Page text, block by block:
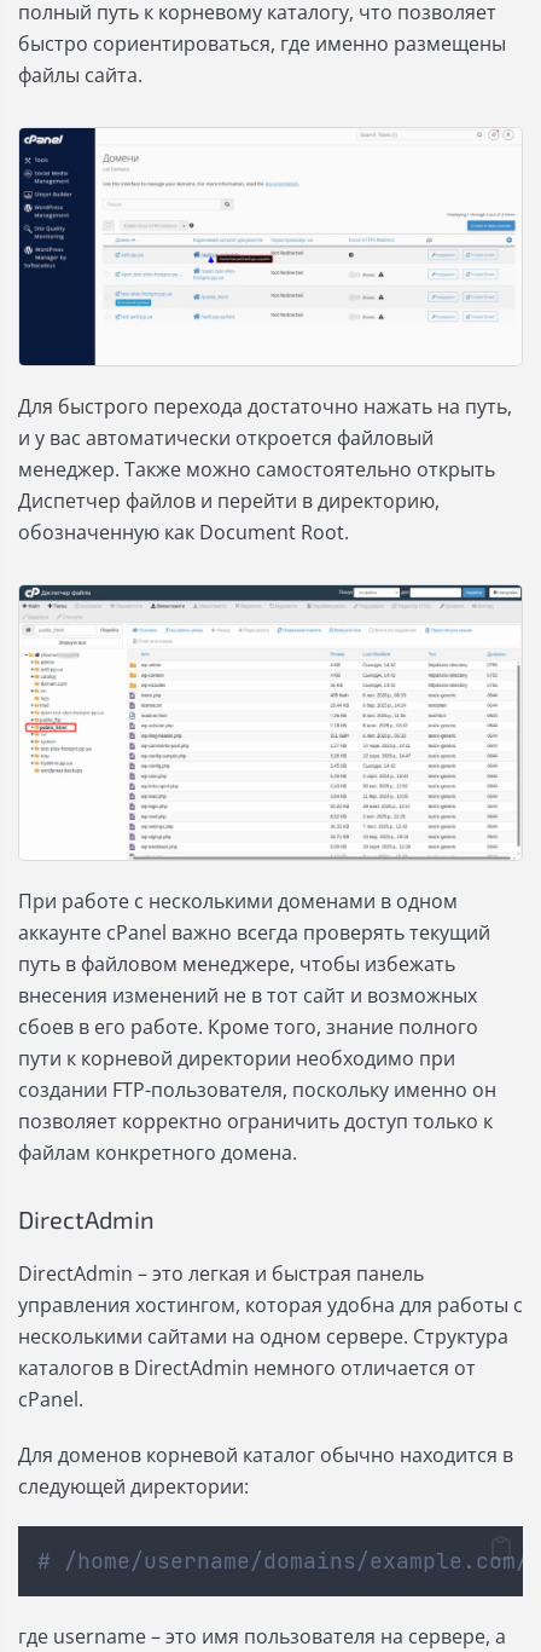
полный путь к корневому каталогу, что позволяет
быстро сориентироваться, где именно размещены
файлы сайта.
Для быстрого перехода достаточно нажать на путь,
и у вас автоматически откроется файловый
менеджер. Также можно самостоятельно открыть
Диспетчер файлов и перейти в директорию,
обозначенную как Document Root.
При работе с несколькими доменами в одном
аккаунте cPanel важно всегда проверять текущий
путь в файловом менеджере, чтобы избежать
внесения изменений не в тот сайт и возможных
сбоев в его работе. Кроме того, знание полного
пути к корневой директории необходимо при
создании FTP-пользователя, поскольку именно он
позволяет корректно ограничить доступ только к
файлам конкретного домена.
DirectAdmin
DirectAdmin – это легкая и быстрая панель
управления хостингом, которая удобна для работы с
несколькими сайтами на одном сервере. Структура
каталогов в DirectAdmin немного отличается от
cPanel.
Для доменов корневой каталог обычно находится в
следующей директории:
# /home/username/domains/
где username – это имя пользователя на сервере, а